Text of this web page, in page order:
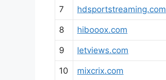
7 hdsportstreaming.com
8 hibooox.com
9 letviews.com
10 mixcrix.com